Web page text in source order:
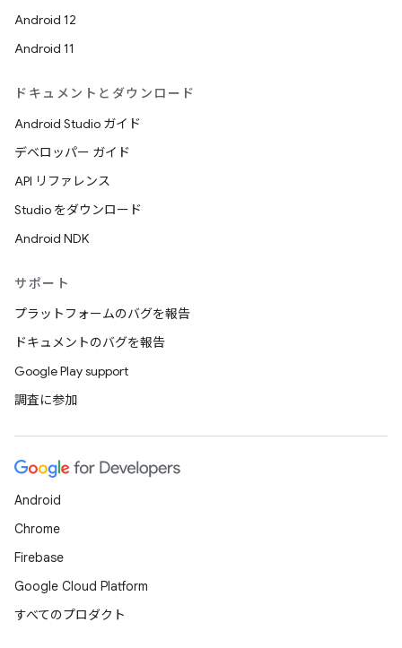
Android 12
Android 11
ドキュメントとダウンロード
Android Studio ガイド
デベロッパー ガイド
API リファレンス
Studio をダウンロード
Android NDK
サポート
プラットフォームのバグを報告
ドキュメントのバグを報告
Google Play support
調査に参加
Android
Chrome
Firebase
Google Cloud Platform
すべてのプロダクト